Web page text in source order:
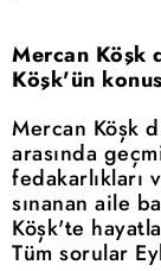
Mercan Köşk
Köşk'ün
Mercan Köşk
arasında
fedakarlıkları
sınanan aile
Köşk'te
Tüm sorular